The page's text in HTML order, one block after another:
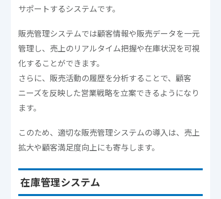
サポートするシステムです。
販売管理システムでは顧客情報や販売データを一元
管理し、売上のリアルタイム把握や在庫状況を可視
化することができます。
さらに、販売活動の履歴を分析することで、顧客
ニーズを反映した営業戦略を立案できるようになり
ます。
このため、適切な販売管理システムの導入は、売上
拡大や顧客満足度向上にも寄与します。
在庫管理システム